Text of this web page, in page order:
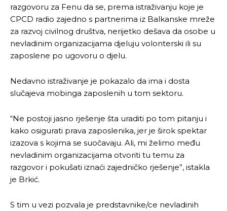
razgovoru za Fenu da se, prema istraživanju koje je
CPCD radio zajedno s partnerima iz Balkanske mreže
za razvoj civilnog društva, nerijetko dešava da osobe u
nevladinim organizacijama djeluju volonterski ili su
zaposlene po ugovoru o djelu.
Nedavno istraživanje je pokazalo da ima i dosta
slučajeva mobinga zaposlenih u tom sektoru.
“Ne postoji jasno rješenje šta uraditi po tom pitanju i
kako osigurati prava zaposlenika, jer je širok spektar
izazova s kojima se suočavaju. Ali, mi želimo među
nevladinim organizacijama otvoriti tu temu za
razgovor i pokušati iznaći zajedničko rješenje”, istakla
je Brkić.
S tim u vezi pozvala je predstavnike/ce nevladinih